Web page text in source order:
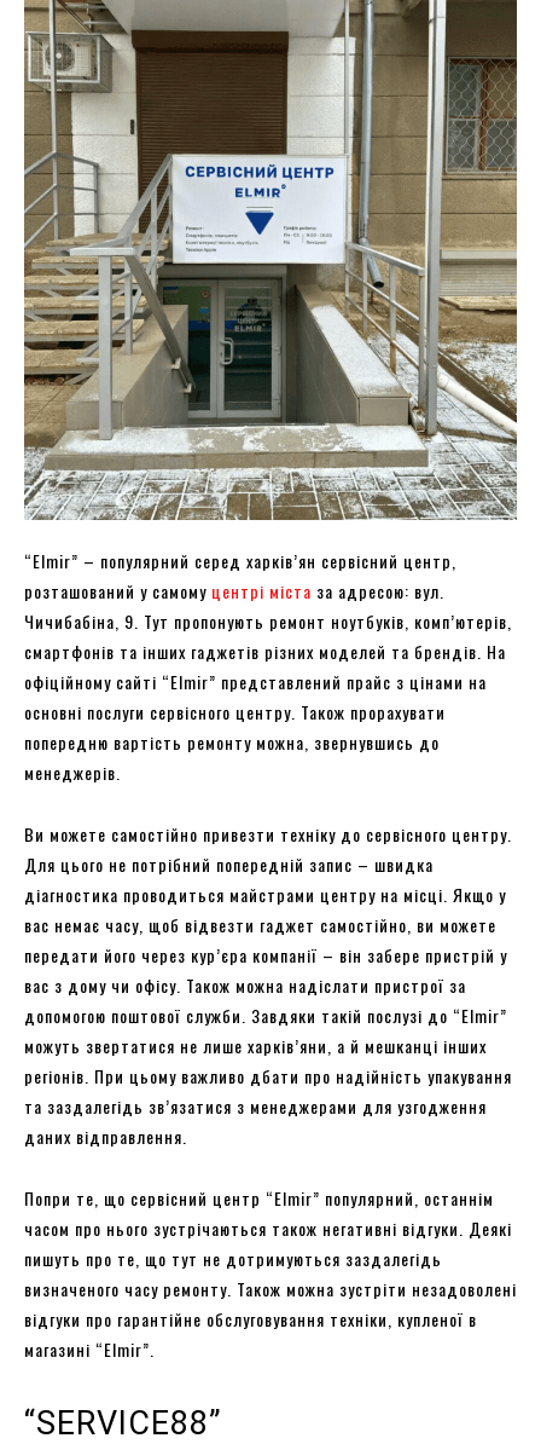
“Elmir” – популярний серед харків’ян сервісний центр,
розташований у самому центрі міста за адресою: вул.
Чичибабіна, 9. Тут пропонують ремонт ноутбуків, комп’ютерів,
смартфонів та інших гаджетів різних моделей та брендів. На
офіційному сайті “Elmir” представлений прайс з цінами на
основні послуги сервісного центру. Також прорахувати
попередню вартість ремонту можна, звернувшись до
менеджерів.
Ви можете самостійно привезти техніку до сервісного центру.
Для цього не потрібний попередній запис – швидка
діагностика проводиться майстрами центру на місці. Якщо у
вас немає часу, щоб відвезти гаджет самостійно, ви можете
передати його через кур’єра компанії – він забере пристрій у
вас з дому чи офісу. Також можна надіслати пристрої за
допомогою поштової служби. Завдяки такій послузі до “Elmir”
можуть звертатися не лише харків’яни, а й мешканці інших
регіонів. При цьому важливо дбати про надійність упакування
та заздалегідь зв’язатися з менеджерами для узгодження
даних відправлення.
Попри те, що сервісний центр “Elmir” популярний, останнім
часом про нього зустрічаються також негативні відгуки. Деякі
пишуть про те, що тут не дотримуються заздалегідь
визначеного часу ремонту. Також можна зустріти незадоволені
відгуки про гарантійне обслуговування техніки, купленої в
магазині “Elmir”.
“SERVICE88”